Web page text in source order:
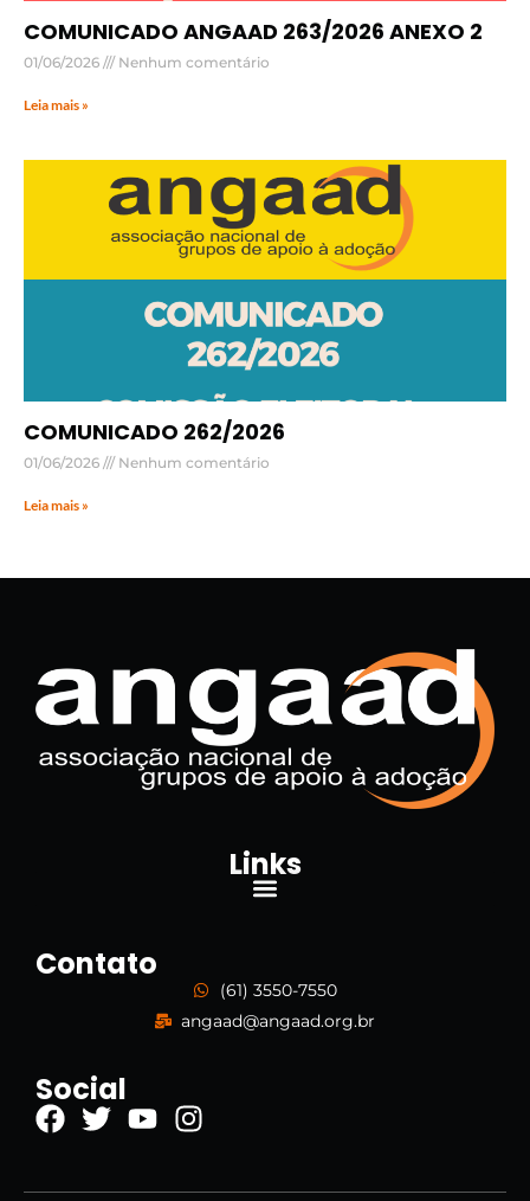
COMUNICADO ANGAAD 263/2026 ANEXO 2
01/06/2026 Nenhum comentário
Leia mais »
COMUNICADO 262/2026
01/06/2026 Nenhum comentário
Leia mais »
Links
Contato
(61) 3550-7550
angaad@angaad.org.br
Social